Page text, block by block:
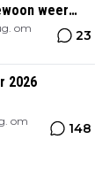
weer
om
23
2026
om
148